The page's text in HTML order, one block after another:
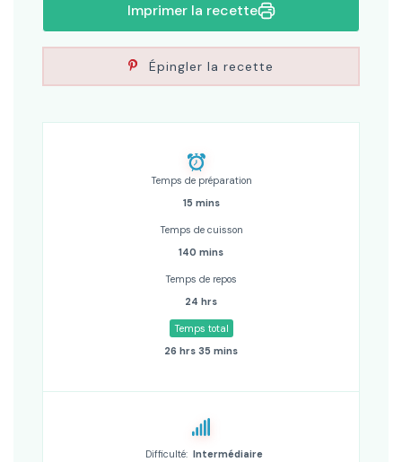
Imprimer la recette
Épingler la recette
Temps de préparation
15 mins
Temps de cuisson
140 mins
Temps de repos
24 hrs
Temps total
26 hrs 35 mins
Difficulté: Intermédiaire